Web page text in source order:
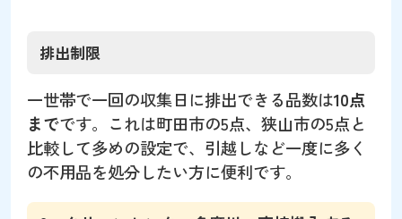
排出制限
一世帯で一回の収集日に排出できる品数は10点
までです。これは町田市の5点、狭山市の5点と
比較して多めの設定で、引越しなど一度に多く
の不用品を処分したい方に便利です。